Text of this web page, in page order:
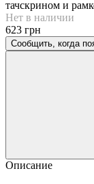
Нет в наличии
623 грн
Сообщить, когда
Описание